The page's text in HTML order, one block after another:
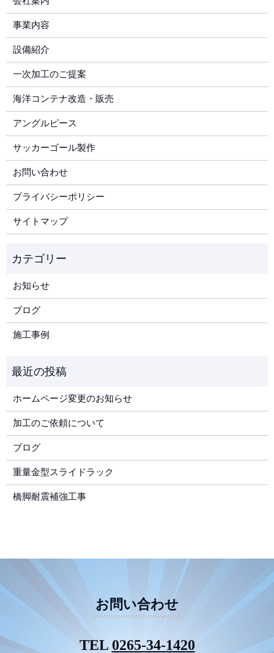
事業内容
設備紹介
一次加工のご提案
海洋コンテナ改造・販売
アングルピース
サッカーゴール製作
お問い合わせ
プライバシーポリシー
サイトマップ
お知らせ
ブログ
施工事例
ホームページ変更のお知らせ
加工のご依頼について
ブログ
重量金型スライドラック
橋脚耐震補強工事
お問い合わせ
TEL 0265-34-1420